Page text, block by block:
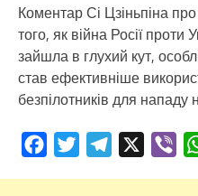
Коментар Сі Цзіньпіна
того, як війна Росії проти
зайшла в глухий кут,
став ефективніше
безпілотників для нападу
FacebookTwitterTelegram